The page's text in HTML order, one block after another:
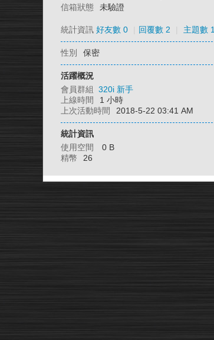
信箱狀態
未驗證
統計資訊 好友數 0 回覆數 2 主題數 1
性別 保密
活躍概況
會員群組 320i 新手
上線時間
1 小時
上次活動時間
2018-5-22 03:41 AM
統計資訊
使用空間
0 B
精幣
26